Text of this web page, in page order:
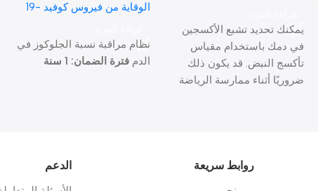
يمكنك تحديد تشبع الأكسجين
في دمك باستخدام مقياس
تأكسج النبض. قد يكون ذلك
ضروريًا أثناء ممارسة الرياضة
الوقاية من فيروس كوفيد -19
نظام مراقبة نسبة الجلوكوز في
الدم فترة الضمان: 1 سنة
روابط سريعة
الدعم